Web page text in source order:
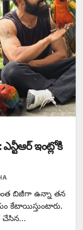
ఇంట్లోకి
ఎంత బిజీగా ఉన్నా తన
కేటాయిస్తుంటారు.